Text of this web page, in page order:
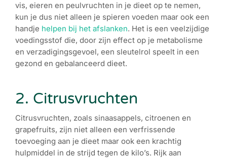
vis, eieren en peulvruchten in je dieet op te nemen,
kun je dus niet alleen je spieren voeden maar ook een
handje helpen bij het afslanken. Het is een veelzijdige
voedingsstof die, door zijn effect op je metabolisme
en verzadigingsgevoel, een sleutelrol speelt in een
gezond en gebalanceerd dieet.
2. Citrusvruchten
Citrusvruchten, zoals sinaasappels, citroenen en
grapefruits, zijn niet alleen een verfrissende
toevoeging aan je dieet maar ook een krachtig
hulpmiddel in de strijd tegen de kilo’s. Rijk aan